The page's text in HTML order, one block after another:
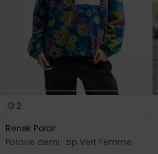
2
Renek Polar
Polaire demi-zip Vert Femme